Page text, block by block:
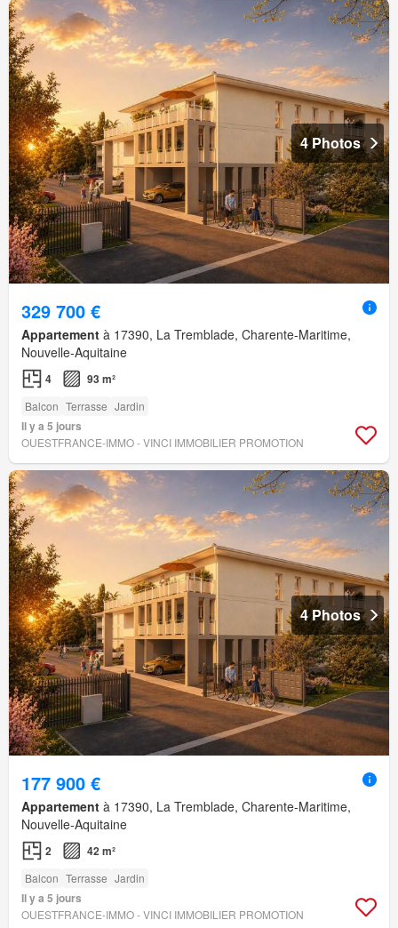
4 Photos
329 700 €
Appartement à 17390, La Tremblade, Charente-Maritime,
Nouvelle-Aquitaine
4 93 m²
Balcon Terrasse Jardin
Il y a 5 jours
OUESTFRANCE-IMMO - VINCI IMMOBILIER PROMOTION
4 Photos
177 900 €
Appartement à 17390, La Tremblade, Charente-Maritime,
Nouvelle-Aquitaine
2 42 m²
Balcon Terrasse Jardin
Il y a 5 jours
OUESTFRANCE-IMMO - VINCI IMMOBILIER PROMOTION